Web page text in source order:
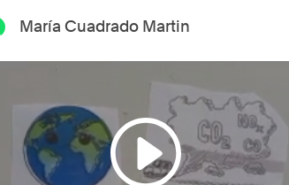
María Cuadrado Martin